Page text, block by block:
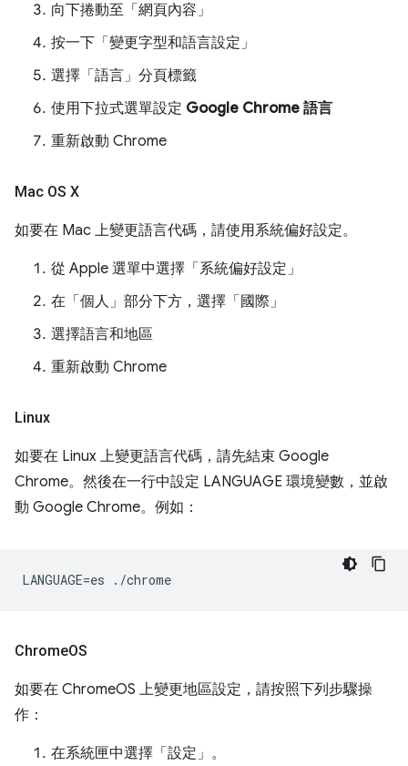
向下捲動至「網頁內容」
按一下「變更字型和語言設定」
選擇「語言」 分頁標籤
使用下拉式選單設定 Google Chrome 語言
重新啟動 Chrome
Mac OS X
如要在 Mac 上變更語言代碼，請使用系統偏好設定。
從 Apple 選單中選擇「系統偏好設定」
在「個人」 部分下方，選擇「國際」
選擇語言和地區
重新啟動 Chrome
Linux
如要在 Linux 上變更語言代碼，請先結束 Google
Chrome。然後在一行中設定 LANGUAGE 環境變數，並啟
動 Google Chrome。例如：
ChromeOS
如要在 ChromeOS 上變更地區設定，請按照下列步驟操
作：
在系統匣中選擇「設定」 。